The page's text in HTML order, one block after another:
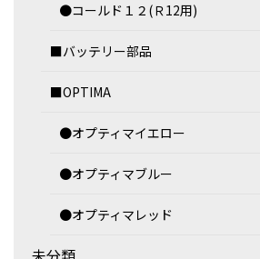
●コールド１２(Ｒ12用)
■バッテリー部品
■OPTIMA
●オプティマイエロー
●オプティマブルー
●オプティマレッド